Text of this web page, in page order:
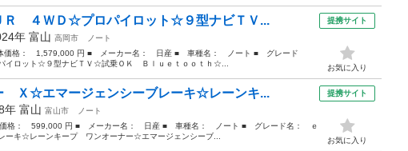
Ｒ ４ＷＤ☆プロパイロット☆９型ナビＴＶ...
年 富山 高岡市
ノート
価格： 1,579,000 円 ■ メーカー名： 日産 ■ 車種名： ノート ■ グレード
ロット☆９型ナビＴＶ☆試乗ＯＫ Ｂｌｕｅｔｏｏｔｈ☆...
提携サイト
お気に入り
Ｘ☆エマージェンシーブレーキ☆レーンキ...
年 富山 富山市
ノート
格： 599,000 円 ■ メーカー名： 日産 ■ 車種名： ノート ■ グレード名： ｅ
ーキ☆レーンキープ ワンオーナー☆エマージェンシーブ...
提携サイト
お気に入り